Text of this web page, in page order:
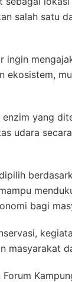
salah satu
ingin
ekosistem,
yang
udara
bagi
masyarakat